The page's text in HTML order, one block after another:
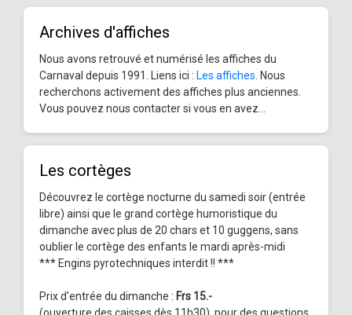
Archives d'affiches
Nous avons retrouvé et numérisé les affiches du
Carnaval depuis 1991. Liens ici : Les affiches . Nous
recherchons activement des affiches plus anciennes.
Vous pouvez nous contacter si vous en avez...
Les cortèges
Découvrez le cortège nocturne du samedi soir (entrée
libre) ainsi que le grand cortège humoristique du
dimanche avec plus de 20 chars et 10 guggens, sans
oublier le cortège des enfants le mardi après-midi
*** Engins pyrotechniques interdit !! ***
Prix d'entrée du dimanche : Frs 15.-